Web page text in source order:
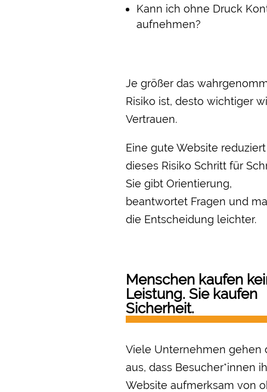
Kann ich ohne Druck
aufnehmen?
Je größer das
Risiko ist, desto wichtiger
Vertrauen.
Eine gute Website reduziert
dieses Risiko Schritt für
Sie gibt Orientierung,
beantwortet Fragen und
die Entscheidung leichter.
Menschen kaufen
Leistung. Sie kaufen
Sicherheit.
Viele Unternehmen gehen
aus, dass Besucher*innen
Website aufmerksam von